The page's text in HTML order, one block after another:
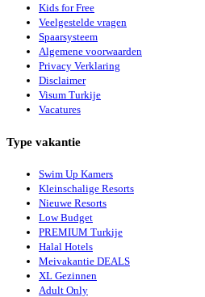
Kids for Free
Veelgestelde vragen
Spaarsysteem
Algemene voorwaarden
Privacy Verklaring
Disclaimer
Visum Turkije
Vacatures
Type vakantie
Swim Up Kamers
Kleinschalige Resorts
Nieuwe Resorts
Low Budget
PREMIUM Turkije
Halal Hotels
Meivakantie DEALS
XL Gezinnen
Adult Only